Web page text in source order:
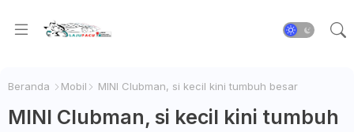
Beranda Mobil MINI Clubman, si kecil kini tumbuh besar
MINI Clubman, si kecil kini tumbuh